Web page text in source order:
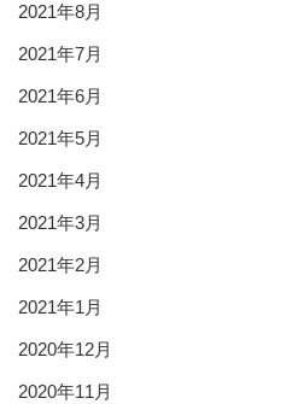
2021年8月
2021年7月
2021年6月
2021年5月
2021年4月
2021年3月
2021年2月
2021年1月
2020年12月
2020年11月